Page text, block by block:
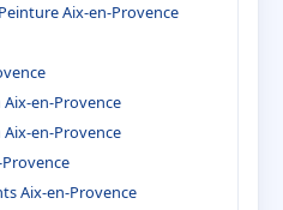
Peinture Aix-en-Provence
en-Provence
en-Provence
Aix-en-Provence